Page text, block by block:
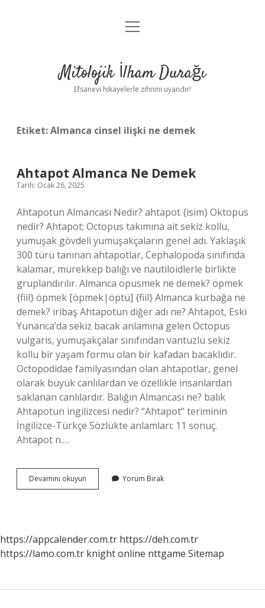
Anasayfa
Yasal Uyarı
menüyü
Mitolojik İlham Durağı
Efsanevi hikayelerle zihnini uyandır!
Etiket:Almanca cinsel ilişki ne demek
Ahtapot Almanca Ne Demek
Tarih: Ocak 26, 2025
Ahtapotun Almancası Nedir? ahtapot {isim} Oktopus
nedir? Ahtapot; Octopus takımına ait sekiz kollu,
yumuşak gövdeli yumuşakçaların genel adı. Yaklaşık
300 türü tanınan ahtapotlar, Cephalopoda sınıfında
kalamar, mürekkep balığı ve nautiloidlerle birlikte
gruplandırılır. Almanca opusmek ne demek? öpmek
{fiil} öpmek [öpmek|öptü] {fiil} Almanca kurbağa ne
demek? iribaş Ahtapotun diğer adı ne? Ahtapot, Eski
Yunanca’da sekiz bacak anlamına gelen Octopus
vulgaris, yumuşakçalar sınıfından vantuzlu sekiz
kollu bir yaşam formu olan bir kafadan bacaklıdır.
Octopodidae familyasından olan ahtapotlar, genel
olarak büyük canlılardan ve özellikle insanlardan
saklanan canlılardır. Balığın Almancası ne? balık
Ahtapotun ingilizcesi nedir? “Ahtapot” teriminin
İngilizce-Türkçe Sözlükte anlamları: 11 sonuç.
Ahtapot n.…
Devamını okuyun Ahtapot
Almanca
Yorum Bırak
https://appcalender.com.tr https://deh.com.tr
https://lamo.com.tr knight online nttgame Sitemap